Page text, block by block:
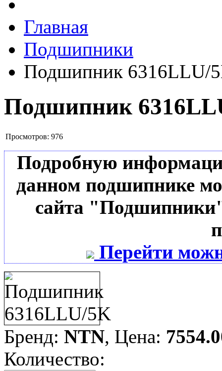
Ивантеевка, подшипники, пневматика, метизы, техника,
Главная
Подшипники
Подшипник 6316LLU/
Подшипник
Просмотров: 976
Подробную
данном подшипнике
сайта
Перейти
Бренд: NTN, Цена:
Количество: